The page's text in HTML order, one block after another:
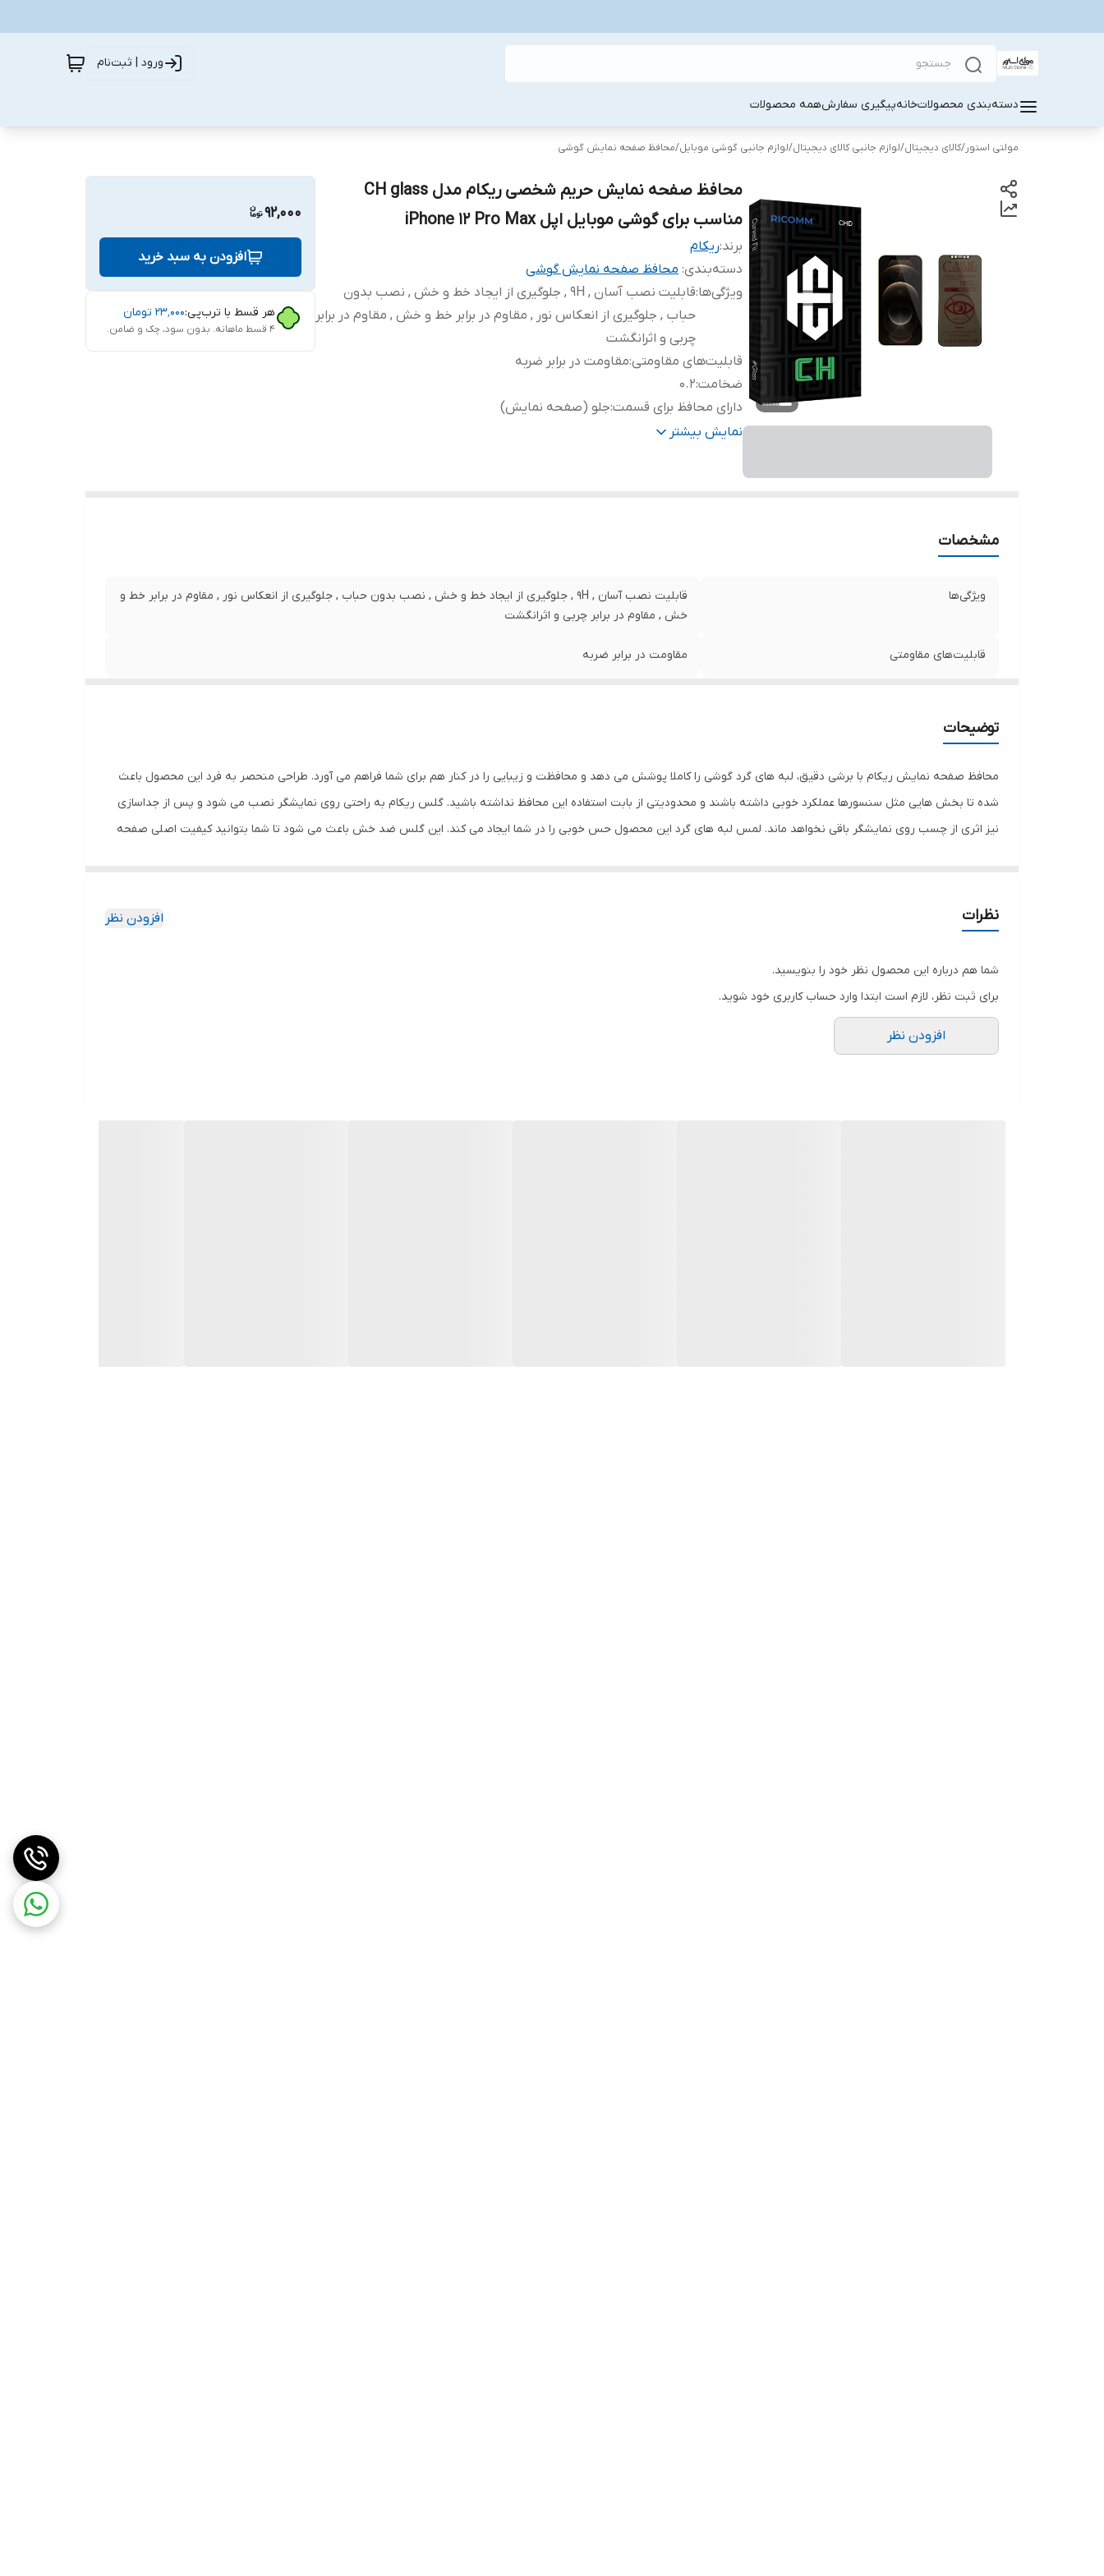
ورود | ثبت‌نام
دسته‌بندی محصولاتخانهپیگیری سفارشهمه محصولات
مولتی استور/کالای دیجیتال/لوازم جانبی کالای دیجیتال/لوازم جانبی گوشی موبایل/محافظ صفحه نمایش گوشی
محافظ صفحه نمایش حریم شخصی ریکام مدل CH glass
مناسب برای گوشی موبایل اپل iPhone 12 Pro Max
برند:ریکام
دسته‌بندی: محافظ صفحه نمایش گوشی
ویژگی‌ها:
قابلیت نصب آسان , 9H , جلوگیری از ایجاد خط و خش , نصب بدون
حباب , جلوگیری از انعکاس نور , مقاوم در برابر خط و خش , مقاوم در برابر
چربی و اثرانگشت
قابلیت‌های مقاومتی:مقاومت در برابر ضربه
ضخامت:
0.2
دارای محافظ برای قسمت:جلو (صفحه نمایش)
رنگ:مشکی
نمایش بیشتر
92,000
افزودن به سبد خرید
هر قسط با ترب‌پی:۲۳٬۰۰۰ تومان
۴ قسط ماهانه. بدون سود، چک و ضامن.
مشخصات
ویژگی‌ها
قابلیت نصب آسان , 9H , جلوگیری از ایجاد خط و خش , نصب بدون حباب , جلوگیری از انعکاس نور , مقاوم در برابر خط و
خش , مقاوم در برابر چربی و اثرانگشت
قابلیت‌های مقاومتی مقاومت در برابر ضربه
دارای محافظ برای قسمت
رنگ مشکی
توضیحات
محافظ صفحه نمایش ریکام با برشی دقیق، لبه های گرد گوشی را کاملا پوشش می دهد و محافظت و زیبایی را در کنار هم برای شما فراهم می آورد. طراحی منحصر به فرد این محصول باعث
شده تا بخش هایی مثل سنسورها عملکرد خوبی داشته باشند و محدودیتی از بابت استفاده این محافظ نداشته باشید. گلس ریکام به راحتی روی نمایشگر نصب می شود و پس از جداسازی
نیز اثری از چسب روی نمایشگر باقی نخواهد ماند. لمس لبه های گرد این محصول حس خوبی را در شما ایجاد می کند. این گلس ضد خش باعث می شود تا شما بتوانید کیفیت اصلی صفحه
نظرات افزودن نظر
شما هم درباره این محصول نظر خود را بنویسید.
برای ثبت نظر، لازم است ابتدا وارد حساب کاربری خود شوید.
افزودن نظر